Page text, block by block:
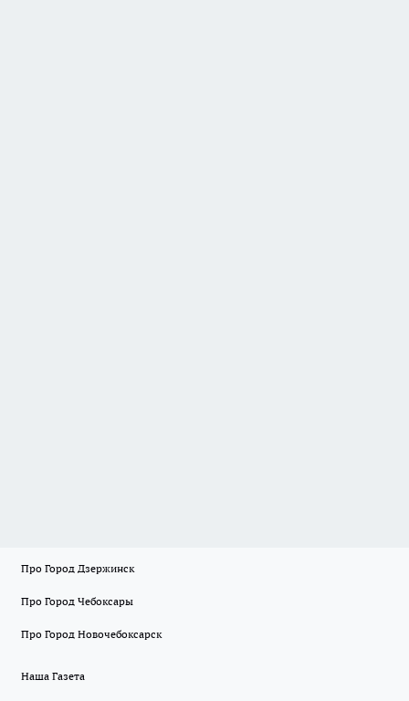
Про Город Дзержинск
Про Город Чебоксары
Про Город Новочебоксарск
Наша Газета